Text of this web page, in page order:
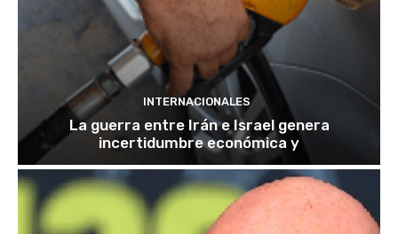
INTERNACIONALES
La guerra entre Irán e Israel genera
incertidumbre económica y